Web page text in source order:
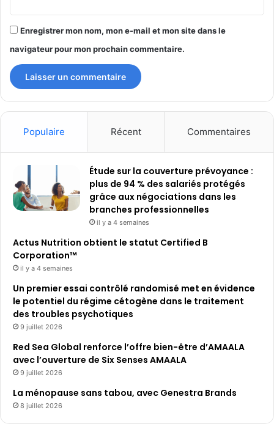
Enregistrer mon nom, mon e-mail et mon site dans le
navigateur pour mon prochain commentaire.
Populaire Récent Commentaires
Étude sur la couverture prévoyance :
plus de 94 % des salariés protégés
grâce aux négociations dans les
branches professionnelles
il y a 4 semaines
Actus Nutrition obtient le statut Certified B
Corporation™
il y a 4 semaines
Un premier essai contrôlé randomisé met en évidence
le potentiel du régime cétogène dans le traitement
des troubles psychotiques
9 juillet 2026
Red Sea Global renforce l’offre bien-être d’AMAALA
avec l’ouverture de Six Senses AMAALA
9 juillet 2026
La ménopause sans tabou, avec Genestra Brands
8 juillet 2026